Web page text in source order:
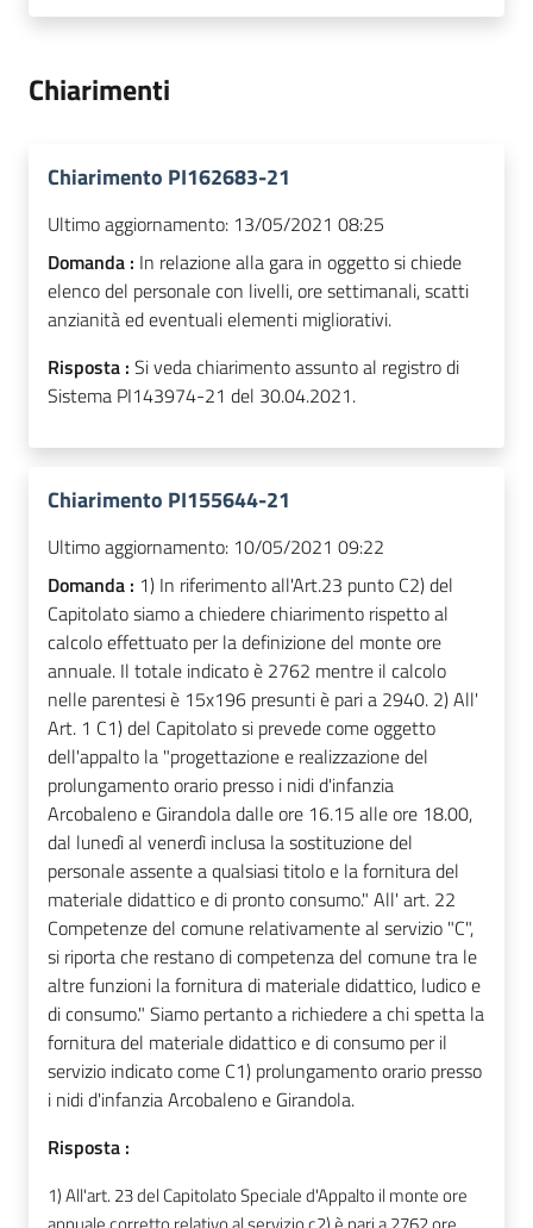
Chiarimenti
Chiarimento PI162683-21
Ultimo aggiornamento: 13/05/2021 08:25
Domanda : In relazione alla gara in oggetto si chiede
elenco del personale con livelli, ore settimanali, scatti
anzianità ed eventuali elementi migliorativi.
Risposta : Si veda chiarimento assunto al registro di
Sistema PI143974-21 del 30.04.2021.
Chiarimento PI155644-21
Ultimo aggiornamento: 10/05/2021 09:22
Domanda : 1) In riferimento all'Art.23 punto C2) del
Capitolato siamo a chiedere chiarimento rispetto al
calcolo effettuato per la definizione del monte ore
annuale. Il totale indicato è 2762 mentre il calcolo
nelle parentesi è 15x196 presunti è pari a 2940. 2) All'
Art. 1 C1) del Capitolato si prevede come oggetto
dell'appalto la "progettazione e realizzazione del
prolungamento orario presso i nidi d'infanzia
Arcobaleno e Girandola dalle ore 16.15 alle ore 18.00,
dal lunedì al venerdì inclusa la sostituzione del
personale assente a qualsiasi titolo e la fornitura del
materiale didattico e di pronto consumo." All' art. 22
Competenze del comune relativamente al servizio "C",
si riporta che restano di competenza del comune tra le
altre funzioni la fornitura di materiale didattico, ludico e
di consumo." Siamo pertanto a richiedere a chi spetta la
fornitura del materiale didattico e di consumo per il
servizio indicato come C1) prolungamento orario presso
i nidi d'infanzia Arcobaleno e Girandola.
Risposta :
1) All'art. 23 del Capitolato Speciale d'Appalto il monte ore